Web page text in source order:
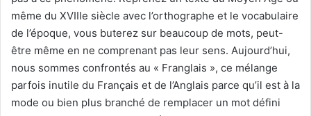
même du XVIIIe siècle avec l’orthographe et le vocabulaire
de l’époque, vous buterez sur beaucoup de mots, peut-
être même en ne comprenant pas leur sens. Aujourd’hui,
nous sommes confrontés au « Franglais », ce mélange
parfois inutile du Français et de l’Anglais parce qu’il est à la
mode ou bien plus branché de remplacer un mot défini